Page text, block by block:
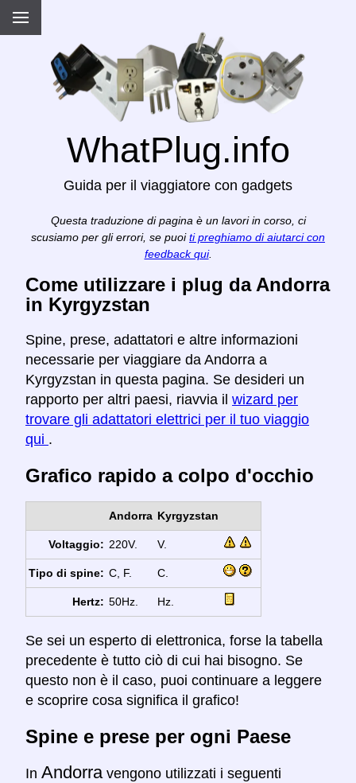
WhatPlug.info
Guida per il viaggiatore con gadgets
Questa traduzione di pagina è un lavori in corso, ci
scusiamo per gli errori, se puoi ti preghiamo di aiutarci con
feedback qui.
Come utilizzare i plug da Andorra
in Kyrgyzstan
Spine, prese, adattatori e altre informazioni
necessarie per viaggiare da Andorra a
Kyrgyzstan in questa pagina. Se desideri un
rapporto per altri paesi, riavvia il wizard per
trovare gli adattatori elettrici per il tuo viaggio
qui .
Grafico rapido a colpo d'occhio
Andorra Kyrgyzstan
Voltaggio: 220V. V.
Tipo di spine: C, F. C.
Hertz: 50Hz. Hz.
Se sei un esperto di elettronica, forse la tabella
precedente è tutto ciò di cui hai bisogno. Se
questo non è il caso, puoi continuare a leggere
e scoprire cosa significa il grafico!
Spine e prese per ogni Paese
In Andorra vengono utilizzati i seguenti